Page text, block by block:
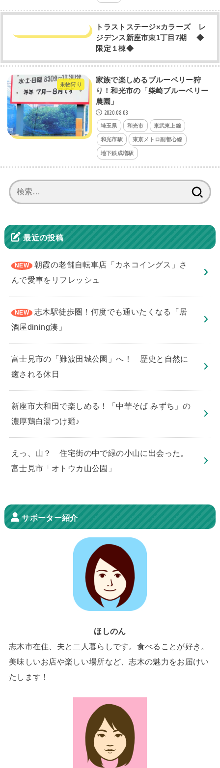
トラストステージ×カラーズ レ
ジデンス新座市東1丁目7期 ◆
限定１棟◆
果物狩り
家族で楽しめるブルーベリー狩
り！和光市の「柴崎ブルーベリー
農園」
2020.08.03
埼玉県 和光市 東武東上線
和光市駅 東京メトロ副都心線
地下鉄成増駅
索:
最近の投稿
朝霞の老舗自転車店「カネコイングス」さ
んで愛車をリフレッシュ
志木駅徒歩圏！何度でも通いたくなる「居
酒屋dining湊」
​富士見市の「難波田城公園」へ！ 歴史と自然に
癒される休日
新座市大和田で楽しめる！「中華そば みずち」の
濃厚鶏白湯つけ麺♪
えっ、山？ 住宅街の中で緑の小山に出会った。
富士見市「オトウカ山公園」
サポーター紹介
ほしのん
志木市在住、夫と二人暮らしです。食べることが好き。
美味しいお店や楽しい場所など、志木の魅力をお届けい
たします！